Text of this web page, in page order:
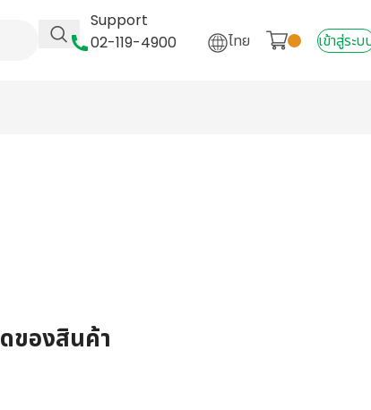
Support
02-119-4900
ไทย เข้าสู่ระบ
ของสินค้า